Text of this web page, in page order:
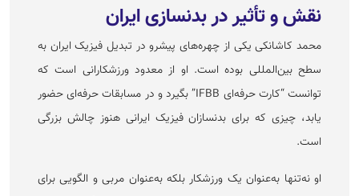
نقش و تأثیر در بدنسازی ایران
محمد کاشانکی یکی از چهره‌های پیشرو در تبدیل فیزیک ایران به
سطح بین‌المللی بوده است. او از معدود ورزشکارانی است که
توانست “کارت حرفه‌ای IFBB” بگیرد و در مسابقات حرفه‌ای حضور
یابد، چیزی که برای بدنسازان فیزیک ایرانی هنوز چالش بزرگی
است.
او نه‌تنها به‌عنوان یک ورزشکار بلکه به‌عنوان مربی و الگویی برای